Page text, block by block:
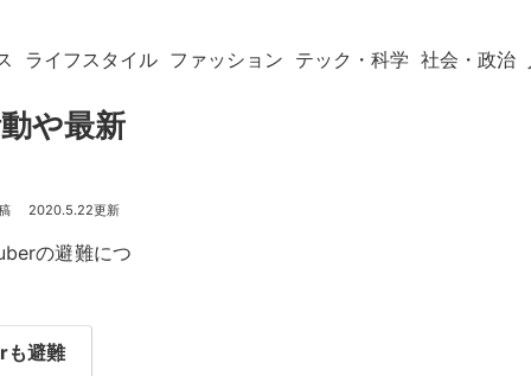
ライフスタイル ファッション テック・科学 社会・政治
や最新
2020.5.22
の避難につ
も避難